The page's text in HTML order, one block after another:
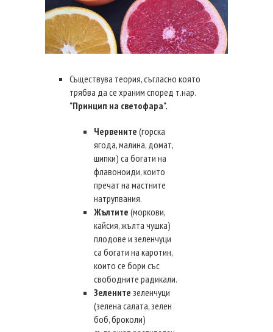
Съществува теория, съгласно която
трябва да се храним според т.нар.
"Принцип на светофара".
Червените (горска
ягода, малина, домат,
шипки) са богати на
флавоноиди, които
пречат на мастните
натрупвания.
Жълтите (моркови,
кайсия, жълта чушка)
плодове и зеленчуци
са богати на каротин,
които се бори със
свободните радикали.
Зелените зеленчуци
(зелена салата, зелен
боб, броколи)